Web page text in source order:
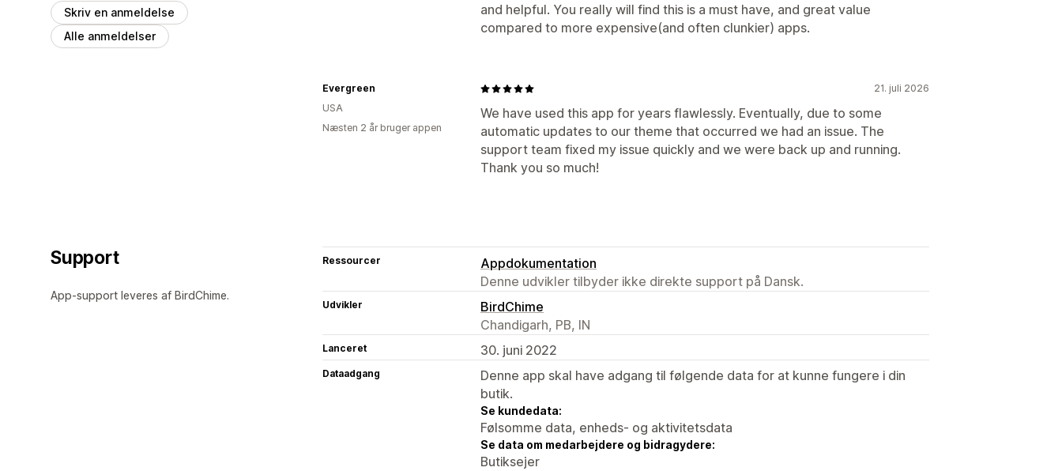
Skriv en anmeldelse
Alle anmeldelser
and helpful. You really will find this is a must have, and great value
compared to more expensive(and often clunkier) apps.
21. juli 2026
We have used this app for years flawlessly. Eventually, due to some
automatic updates to our theme that occurred we had an issue. The
support team fixed my issue quickly and we were back up and running.
Thank you so much!
Evergreen
USA
Næsten 2 år bruger appen
Support
App-support leveres af BirdChime.
Ressourcer
Appdokumentation
Denne udvikler tilbyder ikke direkte support på Dansk.
Udvikler
BirdChime
Chandigarh, PB, IN
Lanceret 30. juni 2022
Dataadgang
Denne app skal have adgang til følgende data for at kunne fungere i din
butik.
Se kundedata:
Følsomme data, enheds- og aktivitetsdata
Se data om medarbejdere og bidragydere:
Butiksejer